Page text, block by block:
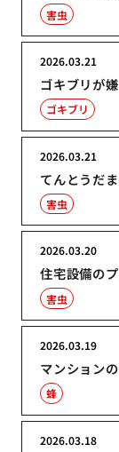
害虫
ゴキブリが
2026.03.21
ゴキブリ
てんとうだ
2026.03.21
害虫
住宅設備の
2026.03.20
害虫
マンション
2026.03.19
蜂
2026.03.18